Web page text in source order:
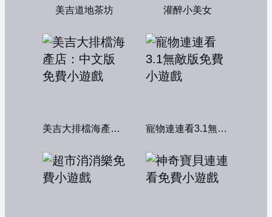
美吉道地茶坊 灌醉小美女
美吉大排檔海產店：中文版 寵物連連看3.1無敵版